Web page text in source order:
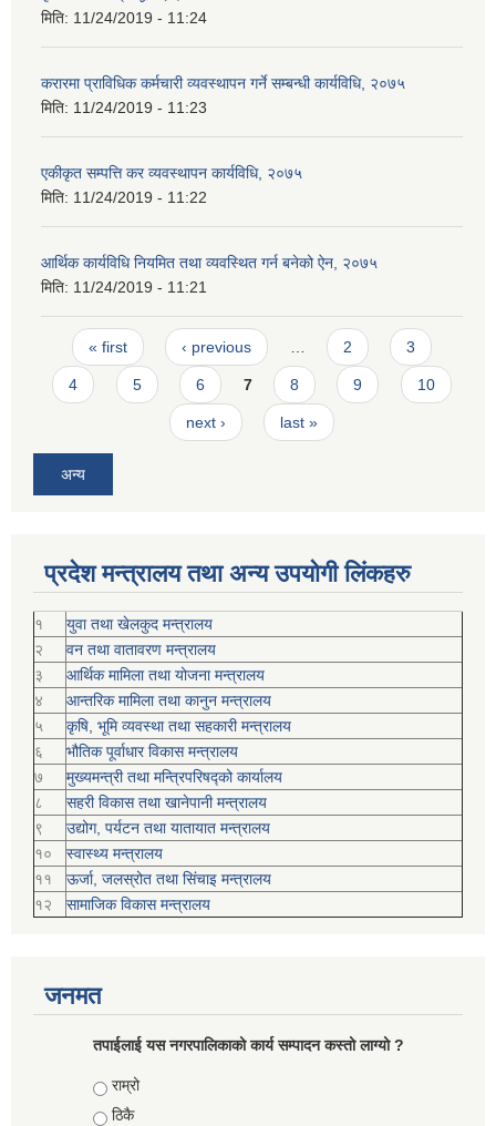
मिति: 11/24/2019 - 11:24
करारमा प्राविधिक कर्मचारी व्यवस्थापन गर्ने सम्बन्धी कार्यविधि, २०७५
मिति: 11/24/2019 - 11:23
एकीकृत सम्पत्ति कर व्यवस्थापन कार्यविधि, २०७५
मिति: 11/24/2019 - 11:22
आर्थिक कार्यविधि नियमित तथा व्यवस्थित गर्न बनेको ऐन, २०७५
मिति: 11/24/2019 - 11:21
Pages
« first ‹ previous … 2 3
4 5 6 7 8 9 10
next › last »
अन्य
प्रदेश मन्त्रालय तथा अन्य उपयोगी लिंकहरु
१
युवा तथा खेलकुद मन्त्रालय
२
वन तथा वातावरण मन्त्रालय
३
आर्थिक मामिला तथा योजना मन्त्रालय
४
आन्तरिक मामिला तथा कानुन मन्त्रालय
५
कृषि, भूमि व्यवस्था तथा सहकारी मन्त्रालय
६
भौतिक पूर्वाधार विकास मन्त्रालय
७
मुख्यमन्त्री तथा मन्त्रिपरिषद्को कार्यालय
८
सहरी विकास तथा खानेपानी मन्त्रालय
९
उद्योग, पर्यटन तथा यातायात मन्त्रालय
१०
स्वास्थ्य मन्त्रालय
११
ऊर्जा, जलस्रोत तथा सिंचाइ मन्त्रालय
१२
सामाजिक विकास मन्‍‍त्रालय
जनमत
तपाईलाई यस नगरपालिकाको कार्य सम्पादन कस्तो लाग्यो ?
Choices
राम्रो
ठिकै